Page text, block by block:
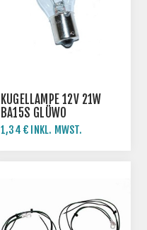
KUGELLAMPE 12V 21W
BA15S GLÜWO
1,34 € INKL. MWST.